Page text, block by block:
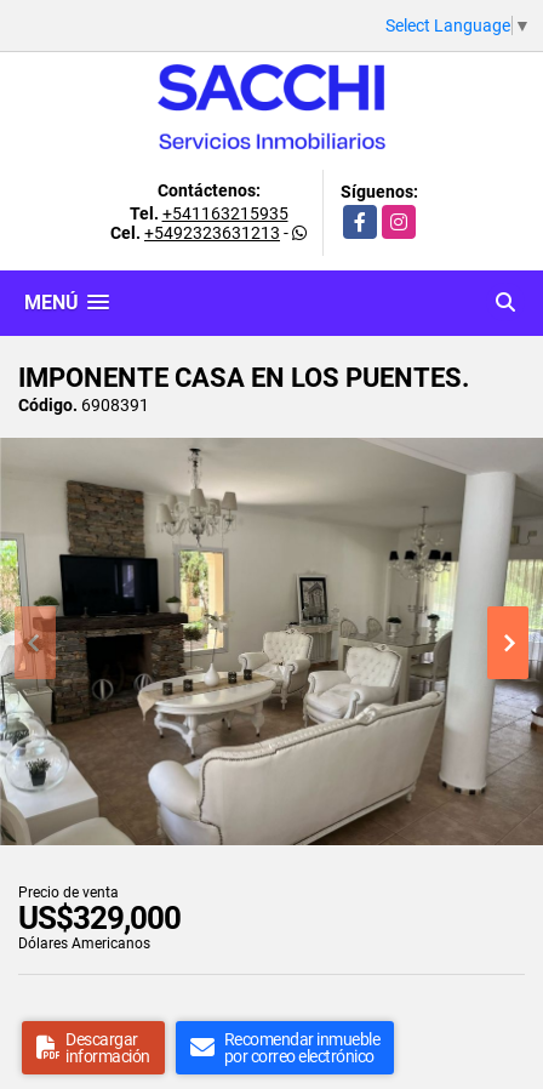
Select Language ▼
Contáctenos:
Tel. +541163215935
Cel. +5492323631213 -
Síguenos:
FacebookInstagram
MENÚ
IMPONENTE CASA EN LOS PUENTES.
Código. 6908391
Precio de venta
US$329,000
Dólares Americanos
Descargar
información
Recomendar inmueble
por correo electrónico